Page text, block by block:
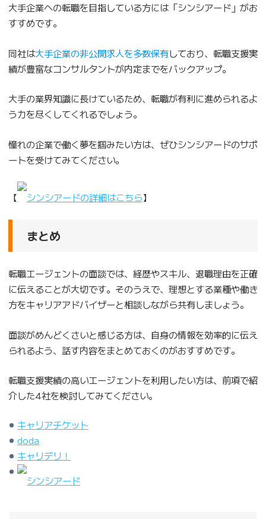
大手企業への転職を目指している方には「シンシアード」がお
すすめです。
同社は大手企業の非公開求人を多数保有しており、転職支援実
績が豊富なコンサルタントが内定までをバックアップ。
大手の業界知識に長けているため、転職が有利に進められるよ
う力を尽くしてくれるでしょう。
憧れの企業で働く夢を掴みたい方は、ぜひシンシアードのサポ
ートを受けてみてください。
【 シンシアードの詳細はこちら】
まとめ
転職エージェントの面談では、経歴やスキル、退職理由を正確
に伝えることが大切です。そのうえで、理想とする業種や働き
方をキャリアアドバイザーと相談しながら共有しましょう。
面談がめんどくさいと感じる方は、自身の情報を効率的に伝え
られるよう、話す内容をまとめておくのがおすすめです。
転職支援実績の高いエージェントを利用したい方は、前項で紹
介した4社を検討してみてください。
キャリアチケット
doda
キャリデリ！
シンシアード